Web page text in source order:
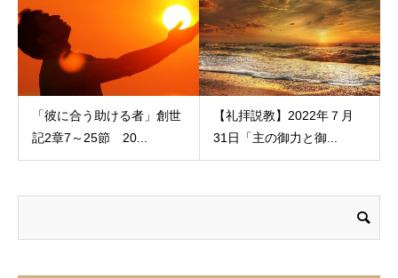
「彼に合う助ける者」創世
記2章7～25節 20...
【礼拝説教】2022年７月
31日「主の御力と御...